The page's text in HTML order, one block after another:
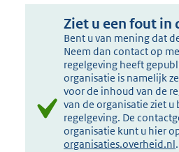
Ziet u een fout in
Bent u van mening dat
Neem dan contact op
regelgeving heeft
organisatie is namelijk
voor de inhoud van de
van de organisatie ziet u
regelgeving. De
organisatie kunt u hier
organisaties.overheid.nl.